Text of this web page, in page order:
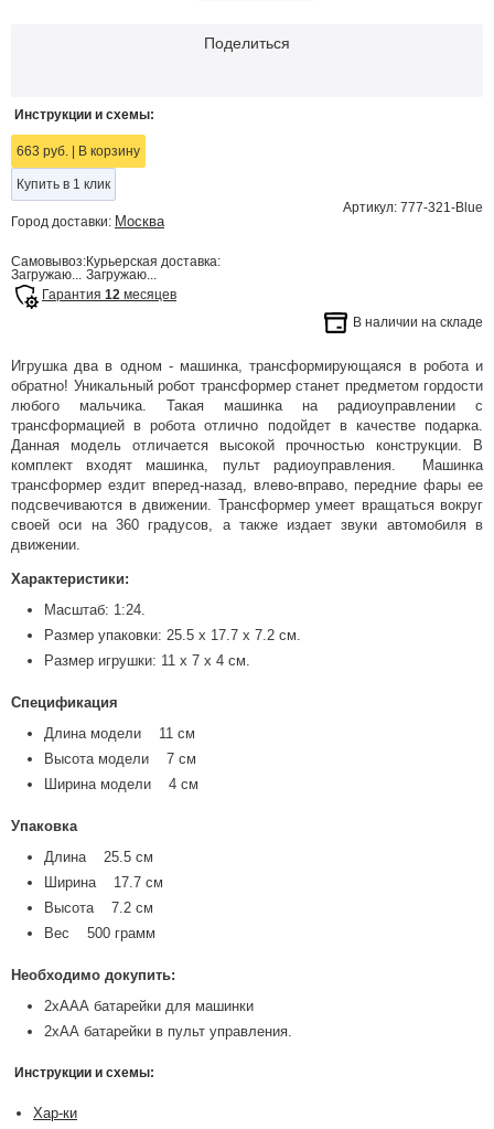
Поделиться
Инструкции и схемы:
663 руб. В корзину
Купить в 1 клик
Артикул: 777-321-Blue
Город доставки: Москва
Самовывоз:
Загружаю...
Курьерская доставка:
Загружаю...
Гарантия 12 месяцев
В наличии на складе
Игрушка два в одном - машинка, трансформирующаяся в робота и
обратно! Уникальный робот трансформер станет предметом гордости
любого мальчика. Такая машинка на радиоуправлении с
трансформацией в робота отлично подойдет в качестве подарка.
Данная модель отличается высокой прочностью конструкции. В
комплект входят машинка, пульт радиоуправления. Машинка
трансформер ездит вперед-назад, влево-вправо, передние фары ее
подсвечиваются в движении. Трансформер умеет вращаться вокруг
своей оси на 360 градусов, а также издает звуки автомобиля в
движении.
Характеристики:
Масштаб: 1:24.
Размер упаковки: 25.5 х 17.7 х 7.2 см.
Размер игрушки: 11 х 7 х 4 см.
Спецификация
Длина модели 11 см
Высота модели 7 см
Ширина модели 4 см
Упаковка
Длина 25.5 см
Ширина 17.7 см
Высота 7.2 см
Вес 500 грамм
Необходимо докупить:
2хААА батарейки для машинки
2хАА батарейки в пульт управления.
Инструкции и схемы:
Хар-ки